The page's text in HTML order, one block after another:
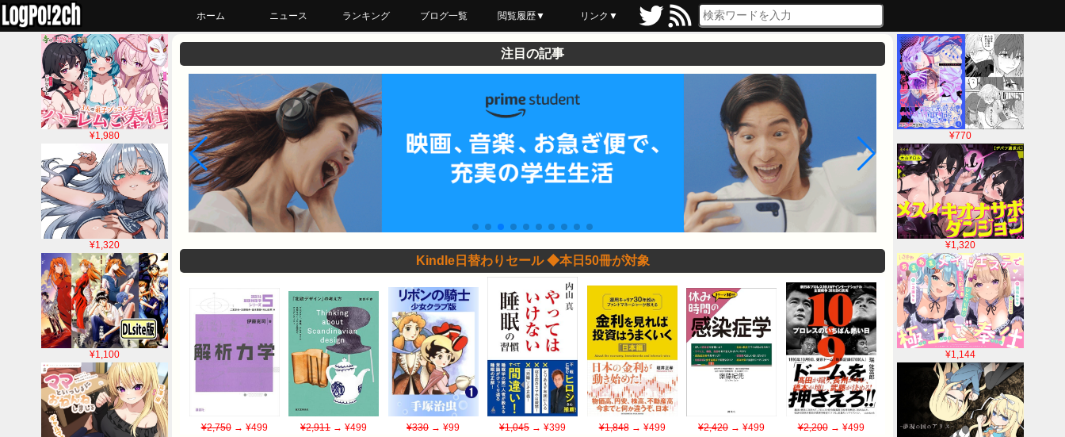
ホーム ニュース ランキング ブログ一覧 閲覧履歴▼
最近読んだ
あとで読む
ブックマーク
リンク▼
¥770
¥1,320
¥1,144
¥1,980
¥1,320
¥1,100
注目の記事
Kindle日替わりセール ◆本日50冊が対象
¥2,750→ ¥499 ¥2,911 → ¥499 ¥330 → ¥99 ¥1,045 → ¥399 ¥1,848→ ¥499 ¥2,420 → ¥499 ¥2,200→ ¥499